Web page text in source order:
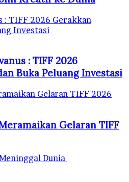
: TIFF 2026 Gerakkan
Investasi
: TIFF 2026
Buka Peluang Investasi
Gelaran TIFF 2026
Gelaran TIFF
Dunia